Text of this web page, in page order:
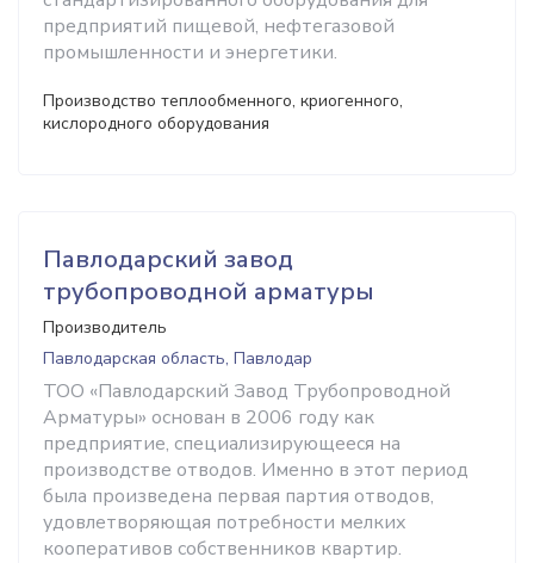
предприятий пищевой, нефтегазовой
промышленности и энергетики.
Производство теплообменного, криогенного,
кислородного оборудования
Павлодарский завод
трубопроводной арматуры
Производитель
Павлодарская область, Павлодар
ТОО «Павлодарский Завод Трубопроводной
Арматуры» основан в 2006 году как
предприятие, специализирующееся на
производстве отводов. Именно в этот период
была произведена первая партия отводов,
удовлетворяющая потребности мелких
кооперативов собственников квартир.